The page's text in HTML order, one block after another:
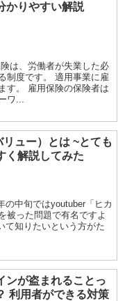
かりやすい解説
は、労働者が失業した必
制度です。 適用事業に雇
す。 雇用保険の保険者は
ワ...
ュー）とは ~とても
く解説してみた
の中旬ではyoutuber「ヒカ
被った問題で有名ですよ
て知りたいという方がた
ンが盗まれることっ
利用者ができる対策